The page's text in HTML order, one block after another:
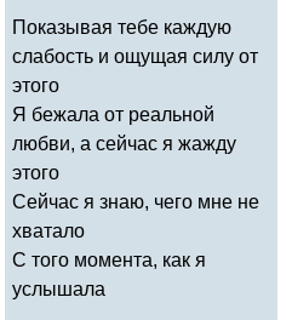
Показывая тебе каждую
слабость и ощущая силу от
этого
Я бежала от реальной
любви, а сейчас я жажду
этого
Сейчас я знаю, чего мне не
хватало
С того момента, как я
услышала